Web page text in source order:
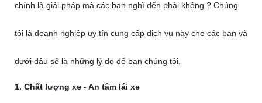
chính là giải pháp mà các bạn nghĩ đến phải không ? Chúng
tôi là doanh nghiệp uy tín cung cấp dịch vụ này cho các bạn và
dưới đâu sẽ là những lý do để bạn chúng tôi.
1. Chất lượng xe - An tâm lái xe